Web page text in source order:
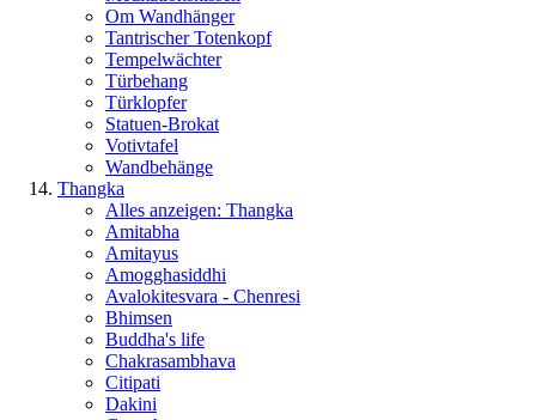
Om Wandhänger
Tantrischer Totenkopf
Tempelwächter
Türbehang
Türklopfer
Statuen-Brokat
Votivtafel
Wandbehänge
Thangka
Alles anzeigen: Thangka
Amitabha
Amitayus
Amogghasiddhi
Avalokitesvara - Chenresi
Bhimsen
Buddha's life
Chakrasambhava
Citipati
Dakini